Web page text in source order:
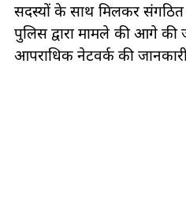
सदस्यों के साथ मिलकर संगठित
पुलिस द्वारा मामले की आगे
आपराधिक नेटवर्क की